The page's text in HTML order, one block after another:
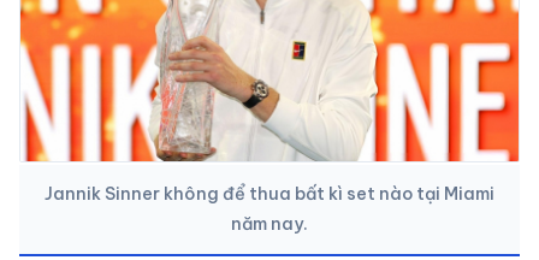
Jannik Sinner không để thua bất kì set nào tại Miami
năm nay.